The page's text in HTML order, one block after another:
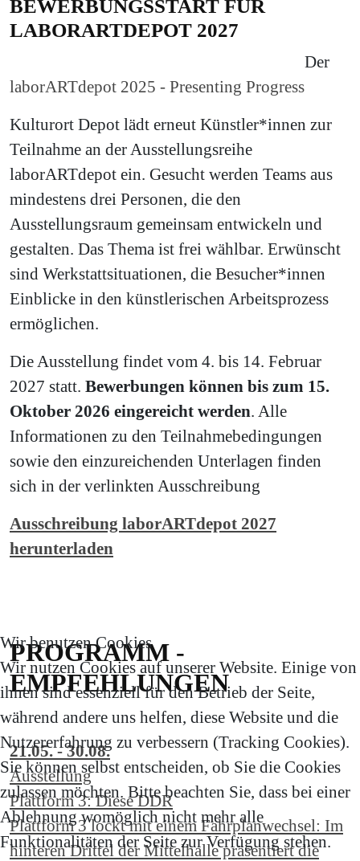
BEWERBUNGSSTART FÜR
LABORARTDEPOT 2027
laborARTdepot 2025 - Presenting Progress
Der
Kulturort Depot lädt erneut Künstler*innen zur
Teilnahme an der Ausstellungsreihe
laborARTdepot ein. Gesucht werden Teams aus
mindestens drei Personen, die den
Ausstellungsraum gemeinsam entwickeln und
gestalten. Das Thema ist frei wählbar. Erwünscht
sind Werkstattsituationen, die Besucher*innen
Einblicke in den künstlerischen Arbeitsprozess
ermöglichen.
Die Ausstellung findet vom 4. bis 14. Februar
2027 statt. Bewerbungen können bis zum 15.
Oktober 2026 eingereicht werden. Alle
Informationen zu den Teilnahmebedingungen
sowie den einzureichenden Unterlagen finden
sich in der verlinkten Ausschreibung
Ausschreibung laborARTdepot 2027
herunterladen
PROGRAMM -
EMPFEHLUNGEN
21.05. - 30.08.
Ausstellung
Plattform 3: Diese DDR
Plattform 3 lockt mit einem Fahrplanwechsel: Im
hinteren Drittel der Mittelhalle präsentiert die
Wir benutzen Cookies
Wir nutzen Cookies auf unserer Website. Einige von
ihnen sind essenziell für den Betrieb der Seite,
während andere uns helfen, diese Website und die
Nutzererfahrung zu verbessern (Tracking Cookies).
Sie können selbst entscheiden, ob Sie die Cookies
zulassen möchten. Bitte beachten Sie, dass bei einer
Ablehnung womöglich nicht mehr alle
Funktionalitäten der Seite zur Verfügung stehen.